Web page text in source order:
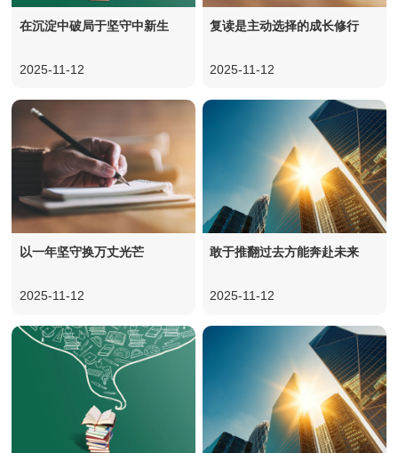
在沉淀中破局于坚守中新生
2025-11-12
复读是主动选择的成长修行
2025-11-12
以一年坚守换万丈光芒
2025-11-12
敢于推翻过去方能奔赴未来
2025-11-12